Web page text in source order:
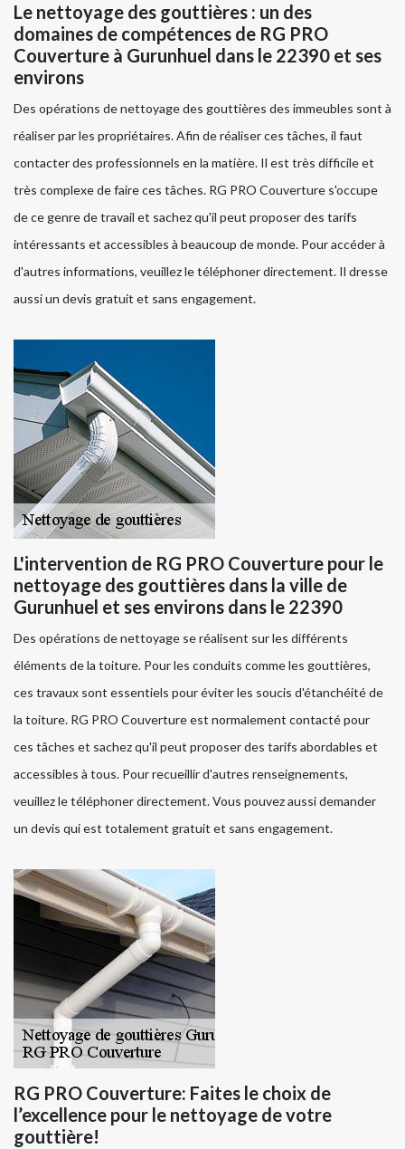
Le nettoyage des gouttières : un des
domaines de compétences de RG PRO
Couverture à Gurunhuel dans le 22390 et ses
environs
Des opérations de nettoyage des gouttières des immeubles sont à
réaliser par les propriétaires. Afin de réaliser ces tâches, il faut
contacter des professionnels en la matière. Il est très difficile et
très complexe de faire ces tâches. RG PRO Couverture s'occupe
de ce genre de travail et sachez qu'il peut proposer des tarifs
intéressants et accessibles à beaucoup de monde. Pour accéder à
d'autres informations, veuillez le téléphoner directement. Il dresse
aussi un devis gratuit et sans engagement.
L'intervention de RG PRO Couverture pour le
nettoyage des gouttières dans la ville de
Gurunhuel et ses environs dans le 22390
Des opérations de nettoyage se réalisent sur les différents
éléments de la toiture. Pour les conduits comme les gouttières,
ces travaux sont essentiels pour éviter les soucis d'étanchéité de
la toiture. RG PRO Couverture est normalement contacté pour
ces tâches et sachez qu'il peut proposer des tarifs abordables et
accessibles à tous. Pour recueillir d'autres renseignements,
veuillez le téléphoner directement. Vous pouvez aussi demander
un devis qui est totalement gratuit et sans engagement.
RG PRO Couverture: Faites le choix de
l’excellence pour le nettoyage de votre
gouttière!